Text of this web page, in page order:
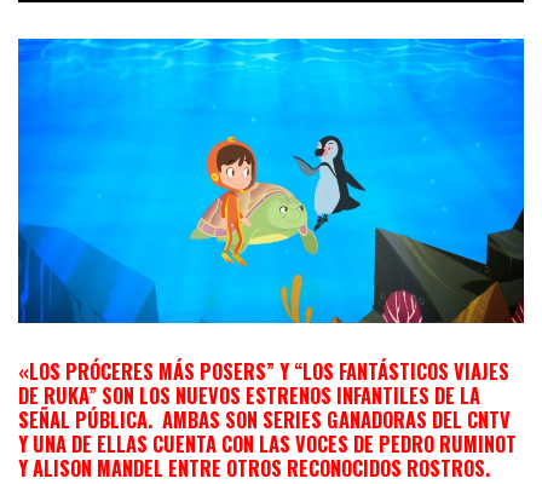
«LOS PRÓCERES MÁS POSERS” Y “LOS FANTÁSTICOS VIAJES
DE RUKA” SON LOS NUEVOS ESTRENOS INFANTILES DE LA
SEÑAL PÚBLICA. AMBAS SON SERIES GANADORAS DEL CNTV
Y UNA DE ELLAS CUENTA CON LAS VOCES DE PEDRO RUMINOT
Y ALISON MANDEL ENTRE OTROS RECONOCIDOS ROSTROS.